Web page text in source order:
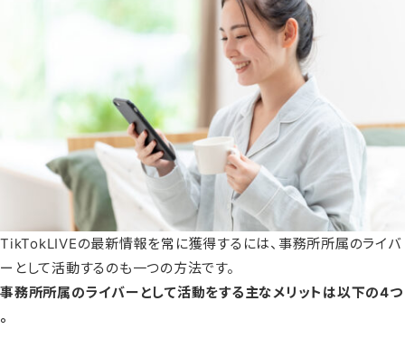
TikTokLIVEの最新情報を常に獲得するには、事務所所属のライバ
ーとして活動するのも一つの方法です。
事務所所属のライバーとして活動をする主なメリットは以下の4つ
。